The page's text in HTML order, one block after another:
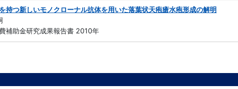
持つ新しいモノクローナル抗体を用いた落葉状天疱瘡水疱形成の解明
補助金研究成果報告書 2010年